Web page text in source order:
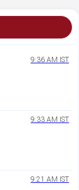
9:36 AM IST
9:33 AM IST
9:21 AM IST